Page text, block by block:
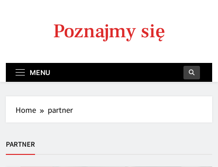
Poznajmy się
MENU
Home partner
PARTNER